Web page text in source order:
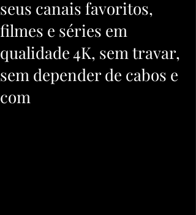
seus canais favoritos,
filmes e séries em
qualidade 4K, sem travar,
sem depender de cabos e
com